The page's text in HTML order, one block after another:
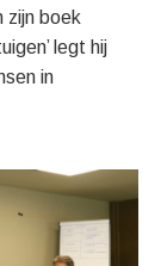
zijn boek
legt hij
in